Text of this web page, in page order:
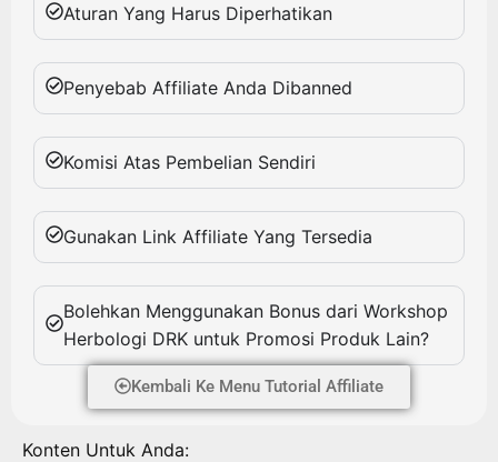
Aturan Yang Harus Diperhatikan
Penyebab Affiliate Anda Dibanned
Komisi Atas Pembelian Sendiri
Gunakan Link Affiliate Yang Tersedia
Bolehkan Menggunakan Bonus dari Workshop
Herbologi DRK untuk Promosi Produk Lain?
Kembali Ke Menu Tutorial Affiliate
Konten Untuk Anda: